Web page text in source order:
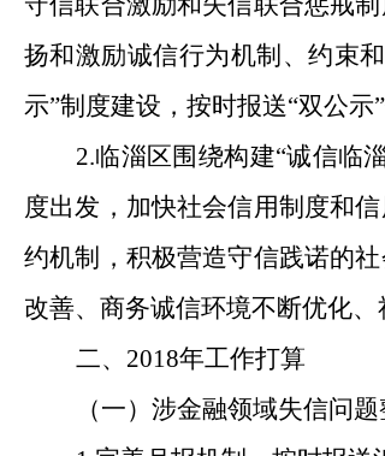
扬和激励诚信行为机制、约束
示”制度建设，按时报送“双公
2.临淄区围绕构建“诚信临
度出发，加快社会信用制度和
约机制，积极营造守信践诺的
改善、商务诚信环境不断优化
二、 2018年工作打算
（一） 涉金融领域失信问